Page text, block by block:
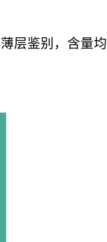
层鉴别，含量